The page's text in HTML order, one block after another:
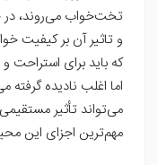
تخت‌خواب می‌روند،
و تاثیر آن بر کیفیت
که باید برای استراحت
اما اغلب نادیده
می‌تواند تأثیر
مهم‌ترین اجزای این